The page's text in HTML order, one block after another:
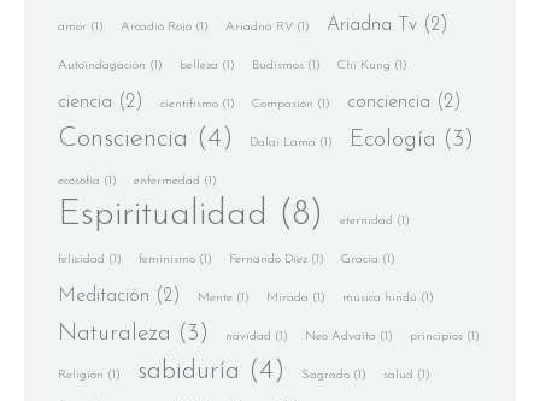
amor (1) Arcadio Rojo (1) Ariadna RV (1) Ariadna Tv (2)
Autoindagación (1) belleza (1) Budismos (1) Chi Kung (1)
ciencia (2) cientifismo (1) Compasión (1) conciencia (2)
Consciencia (4) Dalai Lama (1) Ecología (3)
ecosofía (1) enfermedad (1)
Espiritualidad (8) eternidad (1)
felicidad (1) feminismo (1) Fernando Díez (1) Gracia (1)
Meditación (2) Mente (1) Mirada (1) música hindú (1)
Naturaleza (3) navidad (1) Neo Advaita (1) principios (1)
Religión (1) sabiduría (4) Sagrado (1) salud (1)